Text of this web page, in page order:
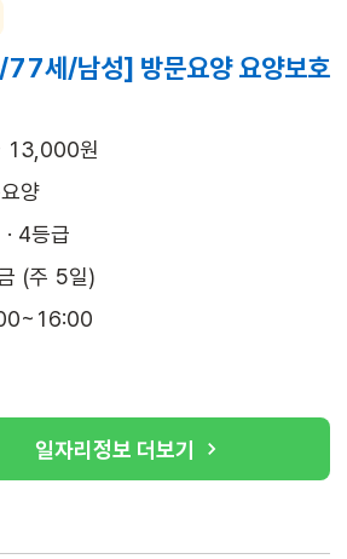
세/남성] 방문요양 요양보호
13,000원
양
· 4등급
(주 5일)
일자리정보 더보기